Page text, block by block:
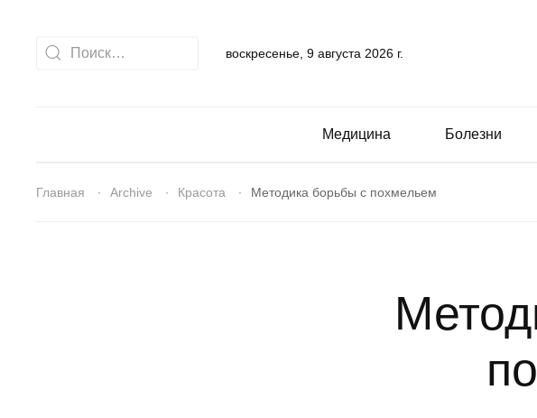
воскресенье, 9 августа 2026 г.
Медицина Болезни
Главная Archive Красота Методика борьбы с похмельем